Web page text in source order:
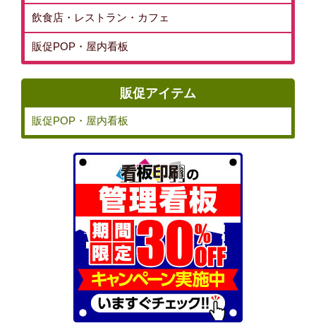
飲食店・レストラン・カフェ
販促POP・屋内看板
販促アイテム
販促POP・屋内看板